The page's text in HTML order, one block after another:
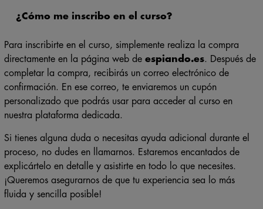
¿Cómo me inscribo en el curso?
Para inscribirte en el curso, simplemente realiza la compra
directamente en la página web deespiando.es. Después de
completar la compra, recibirás un correo electrónico de
confirmación. En ese correo, te enviaremos un cupón
personalizado que podrás usar para acceder al curso en
nuestra plataforma dedicada.
Si tienes alguna duda o necesitas ayuda adicional durante el
proceso, no dudes en llamarnos. Estaremos encantados de
explicártelo en detalle y asistirte en todo lo que necesites.
¡Queremos asegurarnos de que tu experiencia sea lo más
fluida y sencilla posible!